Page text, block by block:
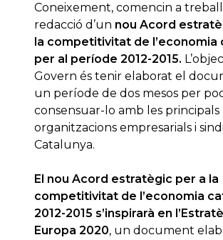
Coneixement, comencin a
redacció d’un nou Acord
la competitivitat de l’economia
per al període 2012-2015.
Govern és tenir elaborat el
un període de dos mesos per
consensuar-lo amb les principals
organitzacions empresarials i
Catalunya.
El nou Acord estratègic per a la
competitivitat de l’economia
2012-2015 s’inspirarà en
Europa 2020, un document